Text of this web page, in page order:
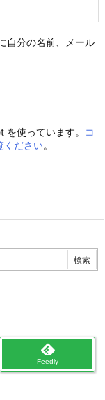
自分の名前、メール
使っています。
コ
ください。
Feedly